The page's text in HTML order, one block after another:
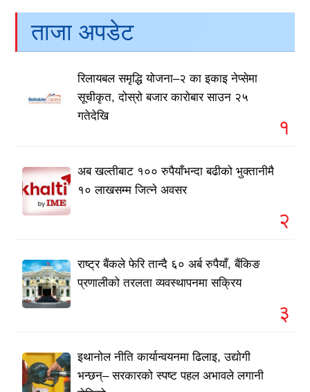
ताजा अपडेट
रिलायबल समृद्धि योजना–२ का इकाइ नेप्सेमा
सूचीकृत, दोस्रो बजार कारोबार साउन २५
गतेदेखि
१
अब खल्तीबाट १०० रुपैयाँभन्दा बढीको भुक्तानीमै
१० लाखसम्म जित्ने अवसर
२
राष्ट्र बैंकले फेरि तान्दै ६० अर्ब रुपैयाँ, बैंकिङ
प्रणालीको तरलता व्यवस्थापनमा सक्रिय
३
इथानोल नीति कार्यान्वयनमा ढिलाइ, उद्योगी
भन्छन्– सरकारको स्पष्ट पहल अभावले लगानी